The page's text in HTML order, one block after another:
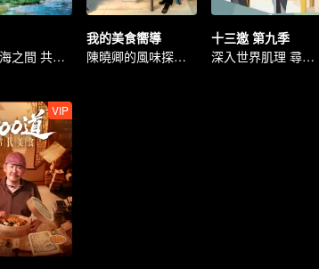
行踏山海之間 共築追光之路
我的美食嚮導
陳曉卿的風味探索之旅
十三邀 第九季
深入世界肌理 尋找確信
VIP